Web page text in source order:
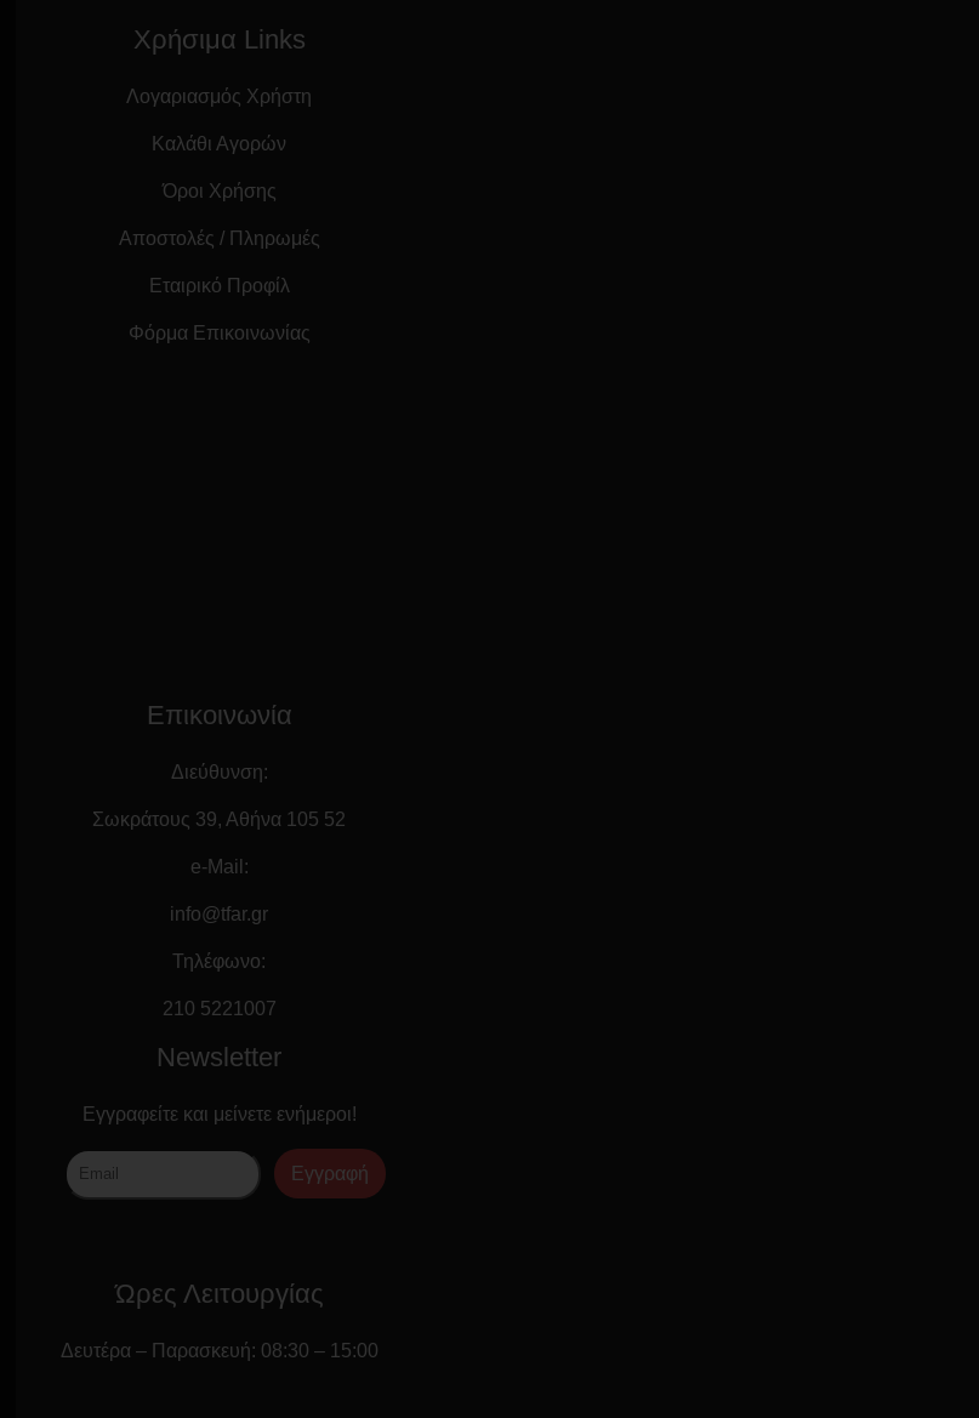
Χρήσιμα Links
Λογαριασμός Χρήστη
Καλάθι Αγορών
Όροι Χρήσης
Αποστολές / Πληρωμές
Εταιρικό Προφίλ
Φόρμα Επικοινωνίας
Επικοινωνία
Διεύθυνση:
Σωκράτους 39, Αθήνα 105 52
e-Mail:
info@tfar.gr
Τηλέφωνο:
210 5221007
Newsletter
Εγγραφείτε και μείνετε ενήμεροι!
Εγγραφή
Ώρες Λειτουργίας
Δευτέρα – Παρασκευή: 08:30 – 15:00